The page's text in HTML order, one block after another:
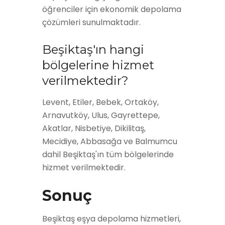
öğrenciler için ekonomik depolama
çözümleri sunulmaktadır.
Beşiktaş'ın hangi
bölgelerine hizmet
verilmektedir?
Levent, Etiler, Bebek, Ortaköy,
Arnavutköy, Ulus, Gayrettepe,
Akatlar, Nisbetiye, Dikilitaş,
Mecidiye, Abbasağa ve Balmumcu
dahil Beşiktaş'ın tüm bölgelerinde
hizmet verilmektedir.
Sonuç
Beşiktaş eşya depolama hizmetleri,